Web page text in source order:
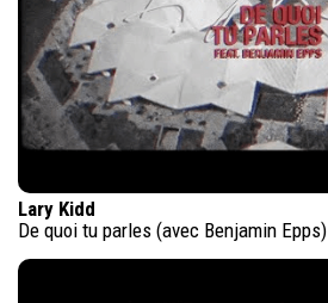
Lary Kidd
De quoi tu parles (avec Benjamin Epps)